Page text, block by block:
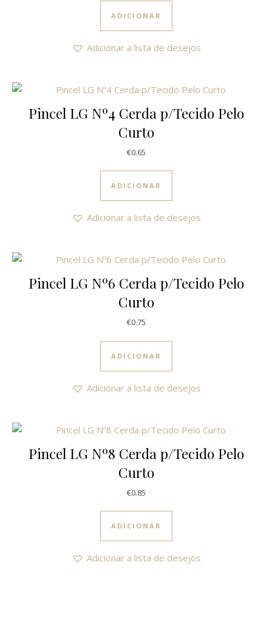
ADICIONAR
Adicionar a lista de desejos
Pincel LG Nº4 Cerda p/Tecido Pelo
Curto
€0.65
ADICIONAR
Adicionar a lista de desejos
Pincel LG Nº6 Cerda p/Tecido Pelo
Curto
€0.75
ADICIONAR
Adicionar a lista de desejos
Pincel LG Nº8 Cerda p/Tecido Pelo
Curto
€0.85
ADICIONAR
Adicionar a lista de desejos